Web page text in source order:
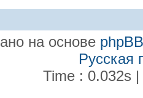
на основе phpBB
Русская
Time : 0.032s